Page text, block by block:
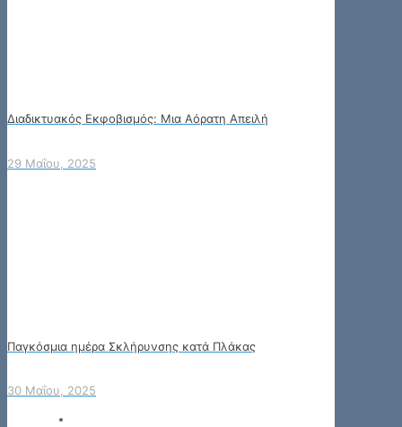
Διαδικτυακός Εκφοβισμός: Μια Αόρατη Απειλή
29 Μαΐου, 2025
Παγκόσμια ημέρα Σκλήρυνσης κατά Πλάκας
30 Μαΐου, 2025